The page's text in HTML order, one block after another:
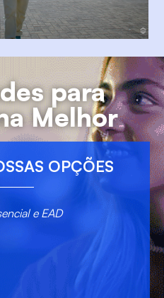
para
Melhor
OPÇÕES
e EAD